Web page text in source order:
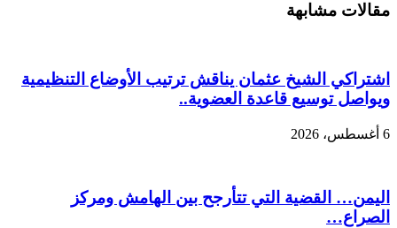
مقالات مشابهة
اشتراكي الشيخ عثمان يناقش ترتيب الأوضاع التنظيمية
ويواصل توسيع قاعدة العضوية..
6 أغسطس، 2026
اليمن… القضية التي تتأرجح بين الهامش ومركز
الصراع…